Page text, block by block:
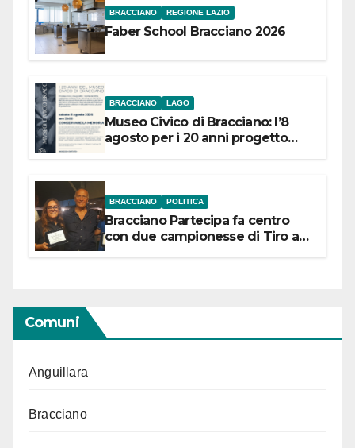
BRACCIANO REGIONE LAZIO
Faber School Bracciano 2026
BRACCIANO LAGO
Museo Civico di Bracciano: l’8
agosto per i 20 anni progetto
BRACCIANO POLITICA
Bracciano Partecipa fa centro
con due campionesse di Tiro a
Comuni
Anguillara
Bracciano